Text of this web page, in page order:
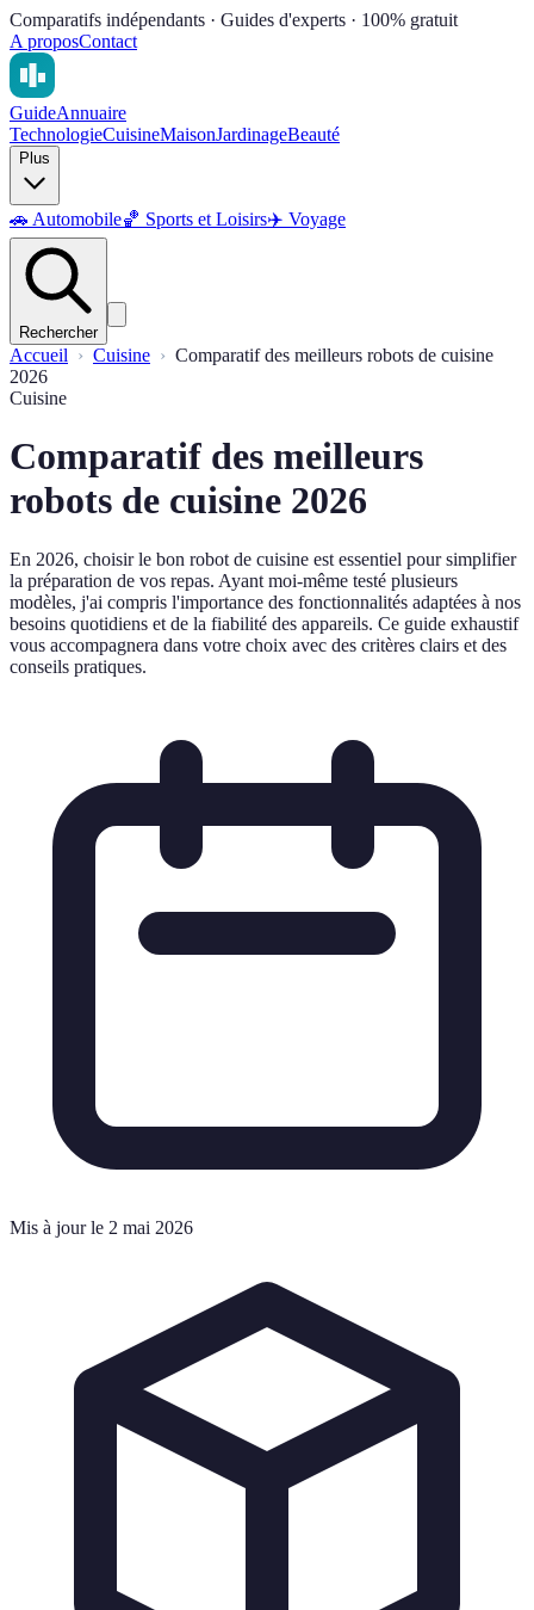
Comparatifs indépendants · Guides d'experts · 100% gratuit
A proposContact
GuideAnnuaire
TechnologieCuisineMaisonJardinageBeauté
Plus
🚗 Automobile🏀 Sports et Loisirs✈️ Voyage
Rechercher
Accueil Cuisine
Comparatif des meilleurs robots de cuisine
2026
Cuisine
Comparatif des meilleurs
robots de cuisine 2026
En 2026, choisir le bon robot de cuisine est essentiel pour simplifier
la préparation de vos repas. Ayant moi-même testé plusieurs
modèles, j'ai compris l'importance des fonctionnalités adaptées à nos
besoins quotidiens et de la fiabilité des appareils. Ce guide exhaustif
vous accompagnera dans votre choix avec des critères clairs et des
conseils pratiques.
Mis à jour le 2 mai 2026